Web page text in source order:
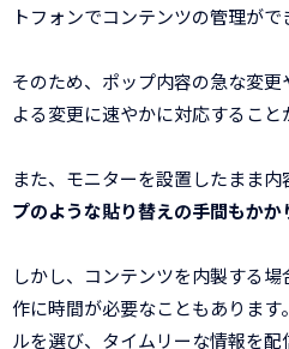
トフォンでコンテンツの管理がで
そのため、ポップ内容の急な変
よる変更に速やかに対応すること
また、モニターを設置したまま内
プのような貼り替えの手間もかか
しかし、コンテンツを内製する
作に時間が必要なこともありま
ルを選び、タイムリーな情報を